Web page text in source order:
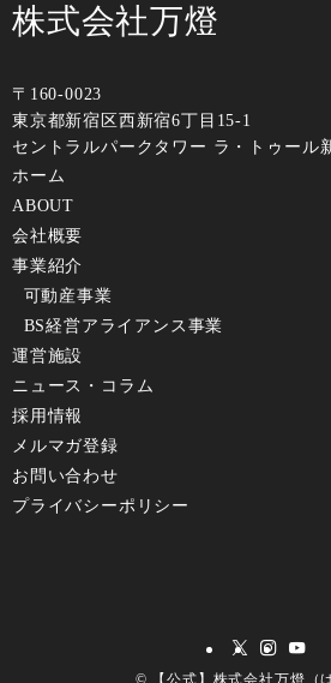
株式会社万燈
〒160-0023
東京都新宿区⻄新宿6丁⽬15-1
セントラルパークタワー ラ・トゥール
ホーム
ABOUT
会社概要
事業紹介
可動産事業
BS経営アライアンス事業
運営施設
ニュース・コラム
採⽤情報
メルマガ登録
お問い合わせ
プライバシーポリシー
© 【公式】株式会社万燈（